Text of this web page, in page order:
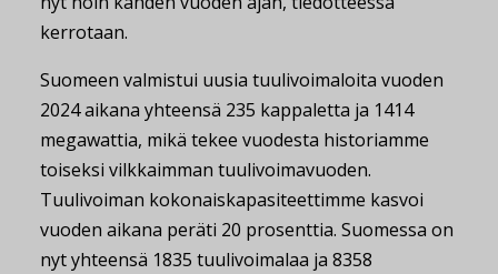
kerrotaan.
Suomeen valmistui uusia tuulivoimaloita vuoden
2024 aikana yhteensä 235 kappaletta ja 1414
megawattia, mikä tekee vuodesta historiamme
toiseksi vilkkaimman tuulivoimavuoden.
Tuulivoiman kokonaiskapasiteettimme kasvoi
vuoden aikana peräti 20 prosenttia. Suomessa on
nyt yhteensä 1835 tuulivoimalaa ja 8358